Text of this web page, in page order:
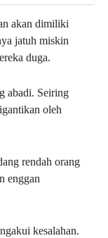
akan dimiliki
jatuh miskin
duga.
abadi. Seiring
oleh
rendah orang
enggan
kesalahan.